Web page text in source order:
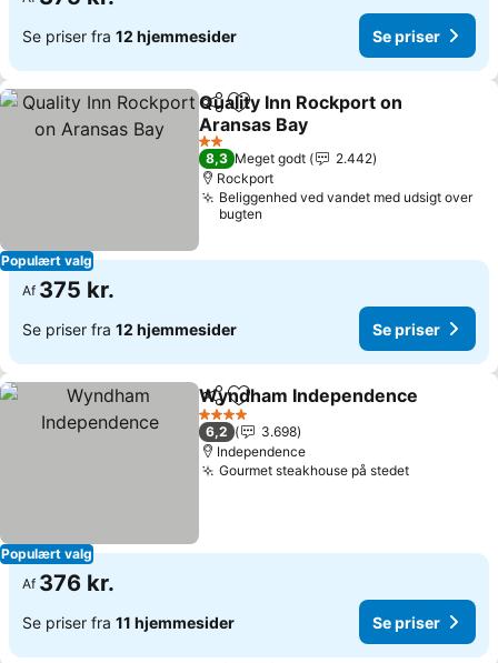
Se priser fra 12 hjemmesider Se priser
Populært valg
Del Føj til favoritter
Quality Inn Rockport on
Aransas Bay
2 Stjerner
8,3 Meget godt
2.442
Rockport
Beliggenhed ved vandet med udsigt over
bugten
Af 375 kr.
Se priser fra 12 hjemmesider Se priser
Populært valg
Del Føj til favoritter
Wyndham Independence
4 Stjerner
6,2
3.698
Independence
Gourmet steakhouse på stedet
Af 376 kr.
Se priser fra 11 hjemmesider Se priser